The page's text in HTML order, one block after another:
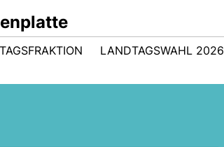
LANDTAGSWAHL 2026